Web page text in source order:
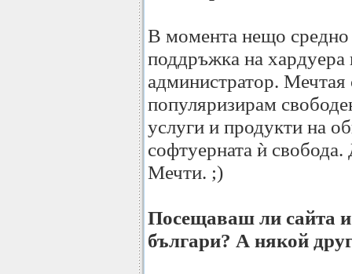
В момента нещо
поддръжка на хардуера
администратор. Мечтая
популяризирам
услуги и продукти на
софтуерната ѝ
Мечти. ;)
Посещаваш ли сайта
българи? А някой